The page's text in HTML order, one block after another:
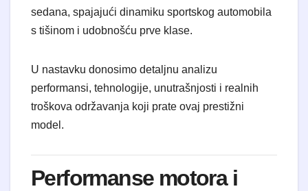
sedana, spajajući dinamiku sportskog automobila
s tišinom i udobnošću prve klase.
U nastavku donosimo detaljnu analizu
performansi, tehnologije, unutrašnjosti i realnih
troškova održavanja koji prate ovaj prestižni
model.
Performanse motora i